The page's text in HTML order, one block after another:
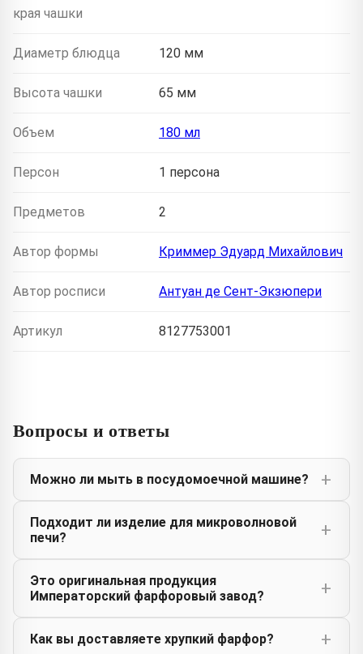
края чашки
Диаметр блюдца 120 мм
Высота чашки 65 мм
Объем 180 мл
Персон 1 персона
Предметов 2
Автор формы Криммер Эдуард Михайлович
Автор росписи Антуан де Сент-Экзюпери
Артикул 8127753001
Вопросы и ответы
Можно ли мыть в посудомоечной машине?
Подходит ли изделие для микроволновой
печи?
Это оригинальная продукция
Императорский фарфоровый завод?
Как вы доставляете хрупкий фарфор?